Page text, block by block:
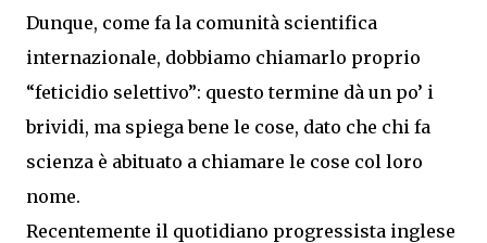
Dunque, come fa la comunità scientifica
internazionale, dobbiamo chiamarlo proprio
“feticidio selettivo”: questo termine dà un po’ i
brividi, ma spiega bene le cose, dato che chi fa
scienza è abituato a chiamare le cose col loro
nome.
Recentemente il quotidiano progressista inglese